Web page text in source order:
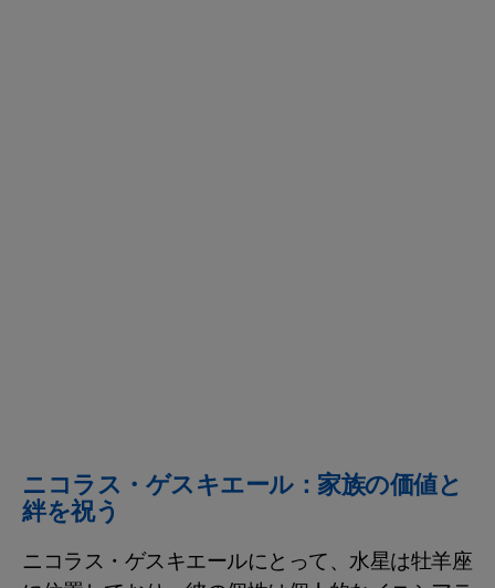
ニコラス・ゲスキエール：家族の価値と
絆を祝う
ニコラス・ゲスキエールにとって、水星は牡羊座